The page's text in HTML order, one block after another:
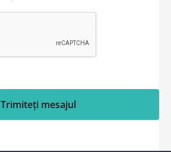
Trimiteți mesajul